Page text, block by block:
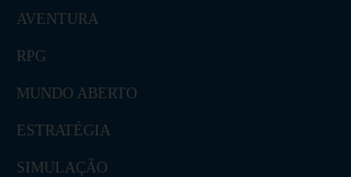
AVENTURA
RPG
MUNDO ABERTO
ESTRATÉGIA
SIMULAÇÃO